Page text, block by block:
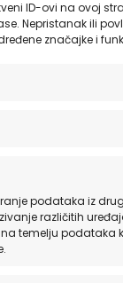
ID-ovi na ovoj
Nepristanak ili
značajke i
podataka iz
različitih
temelju podataka